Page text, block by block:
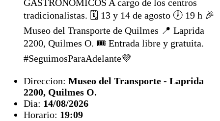
GASTRONÓMICOS A cargo de los centros
tradicionalistas. 🗓️ 13 y 14 de agosto 🕖 19 h 🎉
Museo del Transporte de Quilmes 📍 Laprida
2200, Quilmes O. 🎟️ Entrada libre y gratuita.
#SeguimosParaAdelante💜
Direccion: Museo del Transporte - Laprida
2200, Quilmes O.
Dia: 14/08/2026
Horario: 19:09